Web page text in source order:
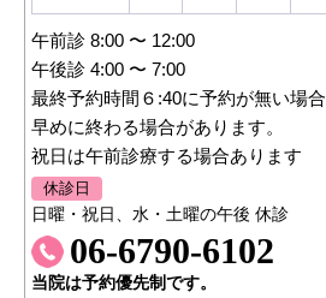
午前診 8:00 〜 12:00
午後診 4:00 〜 7:00
最終予約時間６:40に予約が無い場合
早めに終わる場合があります。
祝日は午前診療する場合あります
休診日
日曜・祝日、水・土曜の午後 休診
06-6790-6102
当院は予約優先制です。